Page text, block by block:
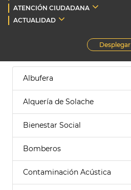
ATENCIÓN CIUDADANA
ACTUALIDAD
Desplegar
Albufera
Alquería de Solache
Bienestar Social
Bomberos
Contaminación Acústica